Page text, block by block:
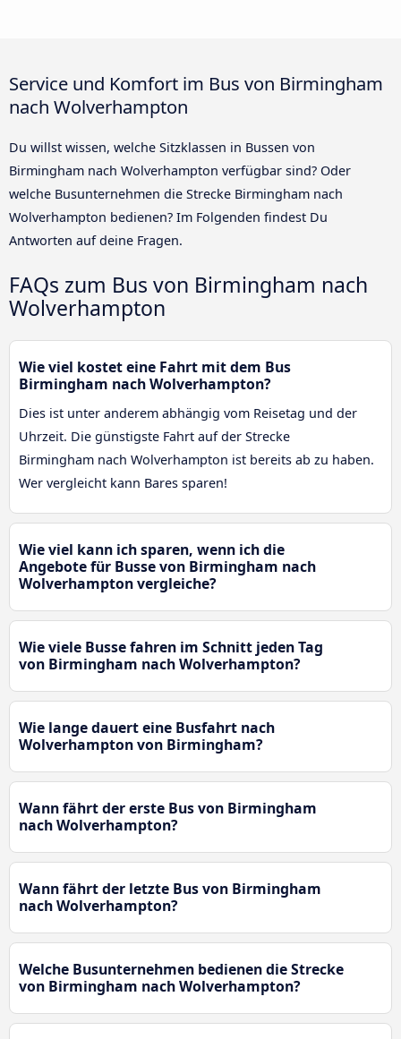
Service und Komfort im Bus von Birmingham
nach Wolverhampton
Du willst wissen, welche Sitzklassen in Bussen von
Birmingham nach Wolverhampton verfügbar sind? Oder
welche Busunternehmen die Strecke Birmingham nach
Wolverhampton bedienen? Im Folgenden findest Du
Antworten auf deine Fragen.
FAQs zum Bus von Birmingham nach
Wolverhampton
Wie viel kostet eine Fahrt mit dem Bus
Birmingham nach Wolverhampton?
Dies ist unter anderem abhängig vom Reisetag und der
Uhrzeit. Die günstigste Fahrt auf der Strecke
Birmingham nach Wolverhampton ist bereits ab zu haben.
Wer vergleicht kann Bares sparen!
Wie viel kann ich sparen, wenn ich die
Angebote für Busse von Birmingham nach
Wolverhampton vergleiche?
Wie viele Busse fahren im Schnitt jeden Tag
von Birmingham nach Wolverhampton?
Wie lange dauert eine Busfahrt nach
Wolverhampton von Birmingham?
Wann fährt der erste Bus von Birmingham
nach Wolverhampton?
Wann fährt der letzte Bus von Birmingham
nach Wolverhampton?
Welche Busunternehmen bedienen die Strecke
von Birmingham nach Wolverhampton?